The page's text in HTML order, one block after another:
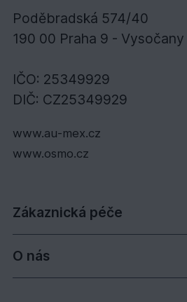
Poděbradská 574/40
190 00 Praha 9 - Vysočany
IČO: 25349929
DIČ: CZ25349929
www.au-mex.cz
www.osmo.cz
Zákaznická péče
O nás